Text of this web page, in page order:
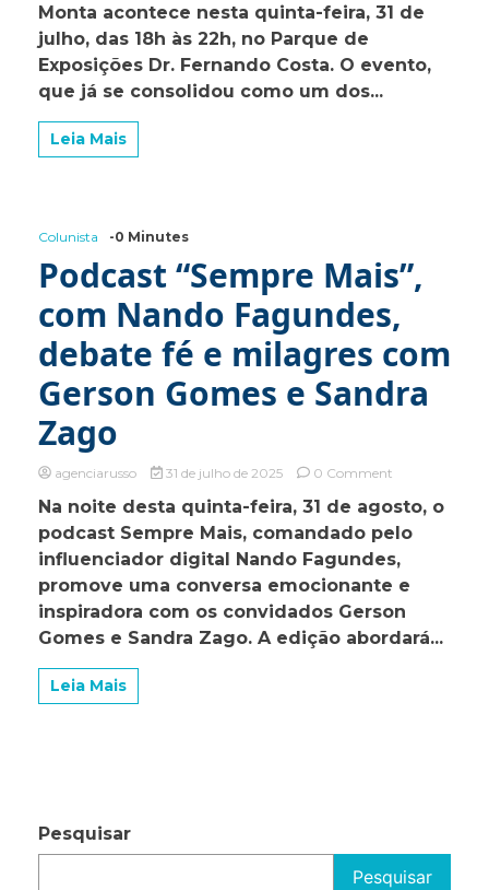
Nicolas
a
Posto
de
Monta acontece nesta quinta-feira, 31 de
julho, das 18h às 22h, no Parque de
Exposições Dr. Fernando Costa. O evento,
que já se consolidou como um dos...
Leia Mais
Colunista -0 Minutes
Podcast “Sempre Mais”,
com Nando Fagundes,
debate fé e milagres com
Gerson Gomes e Sandra
Zago
agenciarusso 31 de julho de 2025 0 Commenton
“Sempre
Mais”,
Nando
Fagundes,
debate
fé
e
Na noite desta quinta-feira, 31 de agosto, o
podcast Sempre Mais, comandado pelo
influenciador digital Nando Fagundes,
promove uma conversa emocionante e
inspiradora com os convidados Gerson
Gomes e Sandra Zago. A edição abordará...
Leia Mais
Pesquisar
Pesquisar